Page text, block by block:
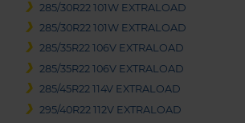
285/30R22 101W EXTRALOAD
285/30R22 101W EXTRALOAD
285/35R22 106V EXTRALOAD
285/35R22 106V EXTRALOAD
285/45R22 114V EXTRALOAD
295/40R22 112V EXTRALOAD